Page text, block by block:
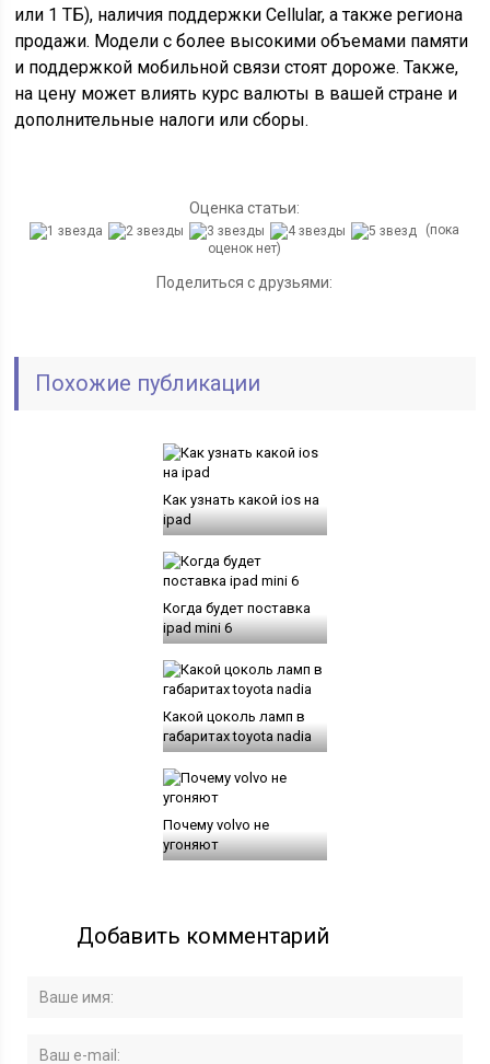
или 1 ТБ), наличия поддержки Cellular, а также региона
продажи. Модели с более высокими объемами памяти
и поддержкой мобильной связи стоят дороже. Также,
на цену может влиять курс валюты в вашей стране и
дополнительные налоги или сборы.
Оценка статьи:
(пока
оценок нет)
Поделиться с друзьями:
Похожие публикации
Как узнать какой ios на
ipad
Когда будет поставка
ipad mini 6
Какой цоколь ламп в
габаритах toyota nadia
Почему volvo не
угоняют
Добавить комментарий